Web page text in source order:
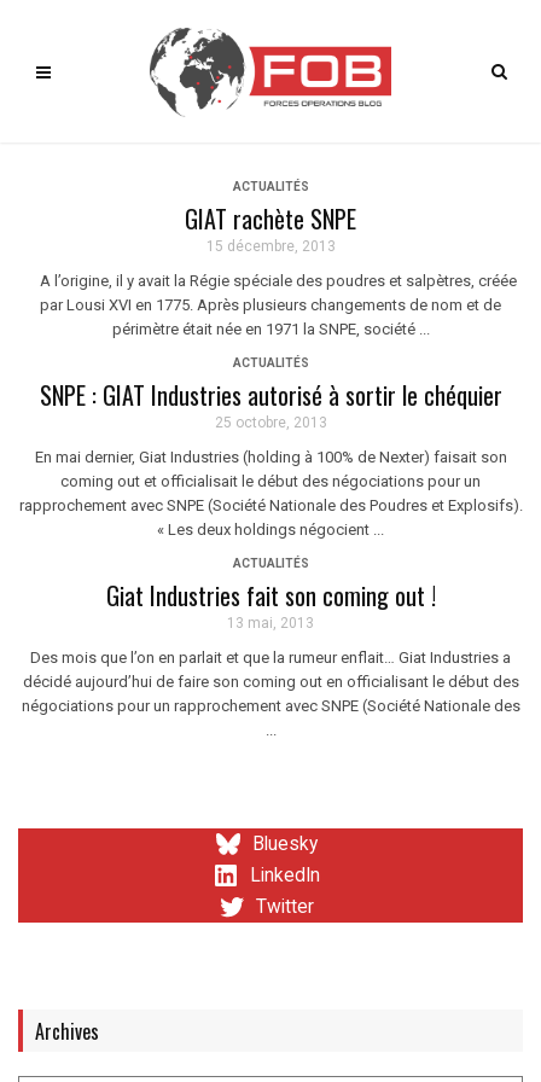
ACTUALITÉS
GIAT rachète SNPE
15 décembre, 2013
A l’origine, il y avait la Régie spéciale des poudres et salpètres, créée
par Lousi XVI en 1775. Après plusieurs changements de nom et de
périmètre était née en 1971 la SNPE, société ...
ACTUALITÉS
SNPE : GIAT Industries autorisé à sortir le chéquier
25 octobre, 2013
En mai dernier, Giat Industries (holding à 100% de Nexter) faisait son
coming out et officialisait le début des négociations pour un
rapprochement avec SNPE (Société Nationale des Poudres et Explosifs).
« Les deux holdings négocient ...
ACTUALITÉS
Giat Industries fait son coming out !
13 mai, 2013
Des mois que l’on en parlait et que la rumeur enflait… Giat Industries a
décidé aujourd’hui de faire son coming out en officialisant le début des
négociations pour un rapprochement avec SNPE (Société Nationale des
...
Bluesky
LinkedIn
Twitter
Archives